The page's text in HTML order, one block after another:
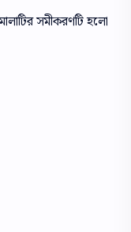
সমীকরণটি হলো